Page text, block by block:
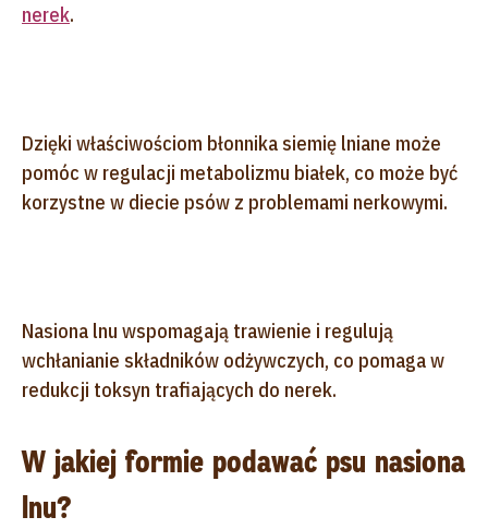
nerek.
Dzięki właściwościom błonnika siemię lniane może
pomóc w regulacji metabolizmu białek, co może być
korzystne w diecie psów z problemami nerkowymi.
Nasiona lnu wspomagają trawienie i regulują
wchłanianie składników odżywczych, co pomaga w
redukcji toksyn trafiających do nerek.
W jakiej formie podawać psu nasiona
lnu?